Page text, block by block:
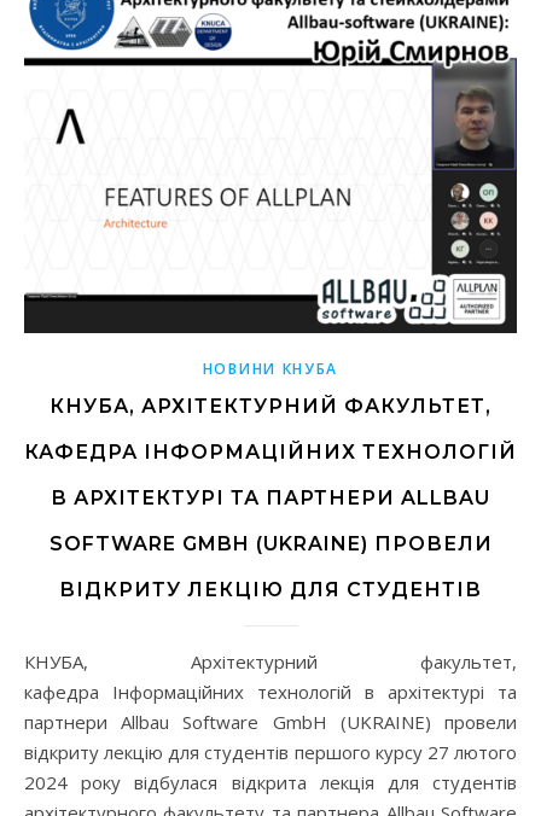
НОВИНИ КНУБА
КНУБА, АРХІТЕКТУРНИЙ ФАКУЛЬТЕТ,
КАФЕДРА ІНФОРМАЦІЙНИХ ТЕХНОЛОГІЙ
В АРХІТЕКТУРІ ТА ПАРТНЕРИ ALLBAU
SOFTWARE GMBH (UKRAINE) ПРОВЕЛИ
ВІДКРИТУ ЛЕКЦІЮ ДЛЯ СТУДЕНТІВ
КНУБА, Архітектурний факультет,
кафедра Інформаційних технологій в архітектурі та
партнери Allbau Software GmbH (UKRAINE) провели
відкриту лекцію для студентів першого курсу 27 лютого
2024 року відбулася відкрита лекція для студентів